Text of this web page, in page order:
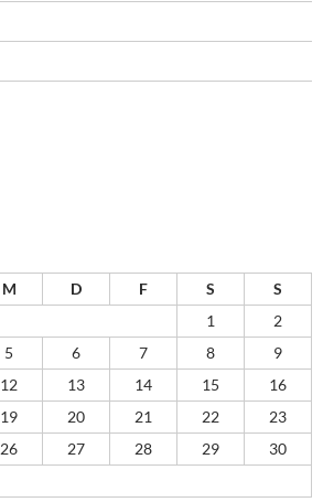
M D F S
S
1
2
5 6 7 8
9
12 13 14 15
16
19 20 21 22
23
26 27 28 29
30